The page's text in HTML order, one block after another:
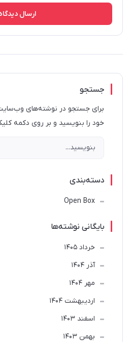
ارسال
جستجو
برای جستجو در نوشته‌های
خود را بنویسید و بر روی دکمه
دسته‌بندی
Open Box
بایگانی نوشته‌ها
خرداد 1405
آذر 1404
مهر 1404
ارديبهشت 1404
اسفند 1403
بهمن 1403